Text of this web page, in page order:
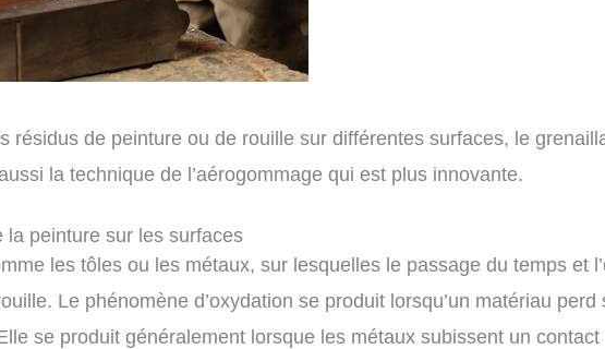
résidus de peinture ou de rouille sur différentes surfaces, le
la technique de l’aérogommage qui est plus innovante.
la peinture sur les surfaces
les tôles ou les métaux, sur lesquelles le passage du temps et
Le phénomène d’oxydation se produit lorsqu’un matériau
se produit généralement lorsque les métaux subissent un contact